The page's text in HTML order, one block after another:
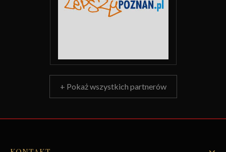
+ Pokaż wszystkich partnerów